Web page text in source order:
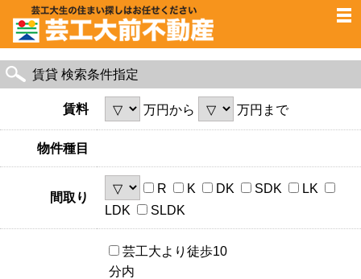
賃貸 検索条件指定
賃料 万円から 万円まで
物件種目
間取り
R K DK SDK
LK
LDK
SLDK
芸工大より徒歩10
分内